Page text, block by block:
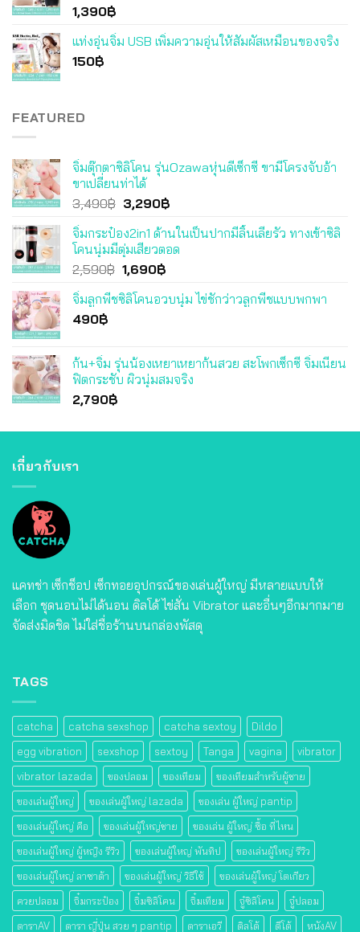
1,390฿
แท่งอุ่นจิ๋ม USB เพิ่มความอุ่นให้สัมผัสเหมือนของจริง
150฿
FEATURED
จิ๋มตุ๊กตาซิลิโคน รุ่นOzawaหุ่นดีเซ็กซี่ ขามีโครงจับอ้า
ขาเปลี่ยนท่าได้
3,490฿ Original
was:
3,490฿.
3,290฿Current
is:
3,290฿.
จิ๋มกระป๋อง2in1 ด้านในเป็นปากมีลิ้นเลียรัว ทางเข้าซิลิ
โคนนุ่มมีตุ่มเสียวตอด
2,590฿ Original
was:
1,690฿Current
is:
จิ๋มลูกพีชซิลิโคนอวบนุ่ม ไข่ชักว่าวลูกพีชแบบพกพา
490฿
ก้น+จิ๋ม รุ่นน้องเหยาเหยาก้นสวย สะโพกเซ็กซี่ จิ๋มเนียน
ฟิตกระชับ ผิวนุ่มสมจริง
2,790฿
เกี่ยวกับเรา
แคทช่า เซ็กช็อป เซ็กทอยอุปกรณ์ของเล่นผู้ใหญ่ มีหลายแบบให้
เลือก ชุดนอนไม่ได้นอน ดิลโด้ ไข่สั่น Vibrator และอื่นๆอีกมากมาย
จัดส่งมิดชิด ไม่ใส่ชื่อร้านบนกล่องพัสดุ
TAGS
catcha catcha sexshop catcha sextoy
Dildo
egg vibration
sexshop sextoy Tanga vagina
vibrator
vibrator lazada
ของปลอม ของเทียม
ของเทียมสําหรับผู้ชาย
ของเล่นผู้ใหญ่
ของเล่นผู้ใหญ่ lazada
ของเล่น ผู้ใหญ่ pantip
ของเล่นผู้ใหญ่ คือ
ของเล่นผู้ใหญ่ชาย
ของเล่น ผู้ใหญ่ ซื้อ ที่ไหน
ของเล่นผู้ใหญ่ ผู้หญิง รีวิว
ของเล่นผู้ใหญ่ พันทิป
ของเล่นผู้ใหญ่ รีวิว
ของเล่นผู้ใหญ่ ลาซาด้า
ของเล่นผู้ใหญ่ วิธีใช้
ของเล่นผู้ใหญ่ โตเกียว
ควยปลอม
จิ๋มกระป๋อง จิ๋มซิลิโคน จิ๋มเทียม จู๋ซิลิโคน
จู๋ปลอม
ดาราAV
ดารา ญี่ปุ่น สวย ๆ pantip ดาราเอวี ดิลโด้ ดีโด้ หนังAV